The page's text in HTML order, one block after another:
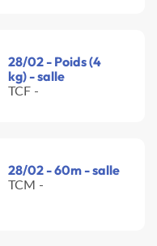
28/02 - Poids (4
kg) - salle
TCF -
28/02 - 60m - salle
TCM -